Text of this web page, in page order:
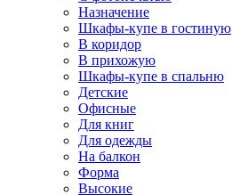
Назначение
Шкафы-купе в гостиную
В коридор
В прихожую
Шкафы-купе в спальню
Детские
Офисные
Для книг
Для одежды
На балкон
Форма
Высокие